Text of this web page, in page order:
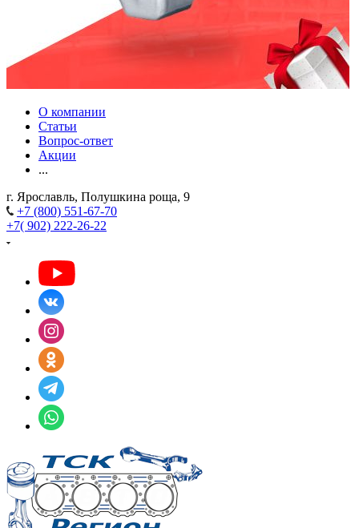
О компании
Статьи
Вопрос-ответ
Акции
...
г. Ярославль, Полушкина роща, 9
+7 (800) 551-67-70
+7( 902) 222-26-22